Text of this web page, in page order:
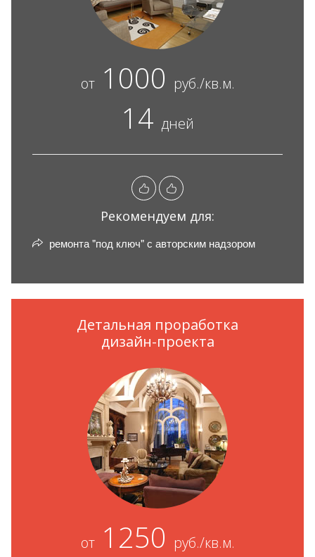
от1000 руб./кв.м.
14 дней
Рекомендуем для:
ремонта "под ключ" с авторским надзором
Детальная проработка
дизайн-проекта
от1250 руб./кв.м.